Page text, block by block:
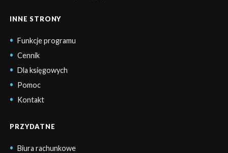
INNE STRONY
Funkcje programu
Cennik
Dla księgowych
Pomoc
Kontakt
PRZYDATNE
Biura rachunkowe